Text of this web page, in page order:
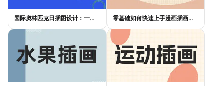
国际奥林匹克日插图设计：一张好海报，不是画出来的 零基础如何快速上手漫画插画创作？实用指南来了